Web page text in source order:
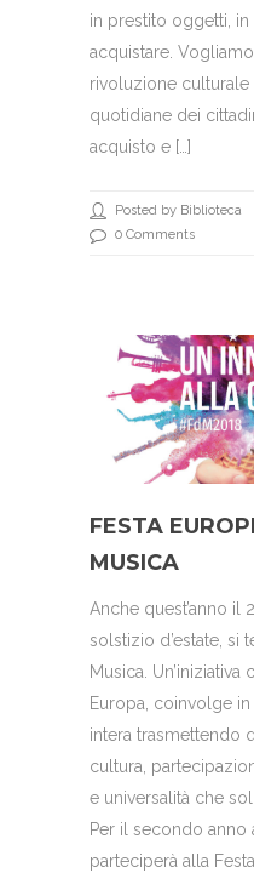
in prestito oggetti,
acquistare.
rivoluzione culturale
quotidiane dei
acquisto e […]
Posted by Biblioteca
0 Comments
FESTA
MUSICA
Anche quest’anno il
solstizio d’estate, si
Musica.
Europa, coinvolge in
intera trasmettendo
cultura,
e universalità che
Per il secondo anno
parteciperà alla